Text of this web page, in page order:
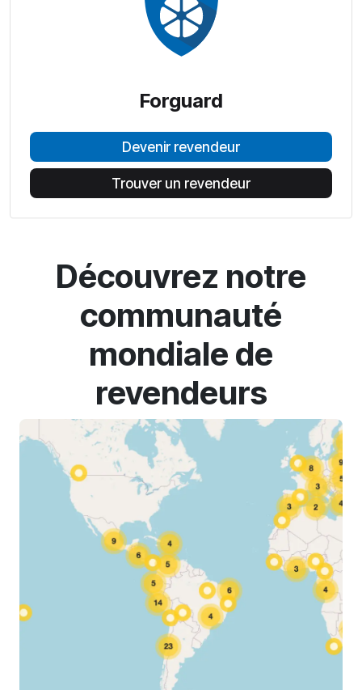
Forguard
Devenir revendeur
Trouver un revendeur
Découvrez notre
communauté
mondiale de
revendeurs